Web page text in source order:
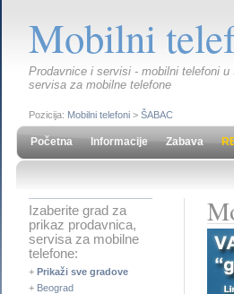
Mobilni
Prodavnice i servisi - mobilni telefoni
servisa za mobilne telefone
Pozicija: Mobilni telefoni > ŠABAC
Početna Informacije Zabava
Izaberite grad za
prikaz prodavnica,
servisa za mobilne
telefone:
+ Prikaži sve gradove
+ Beograd